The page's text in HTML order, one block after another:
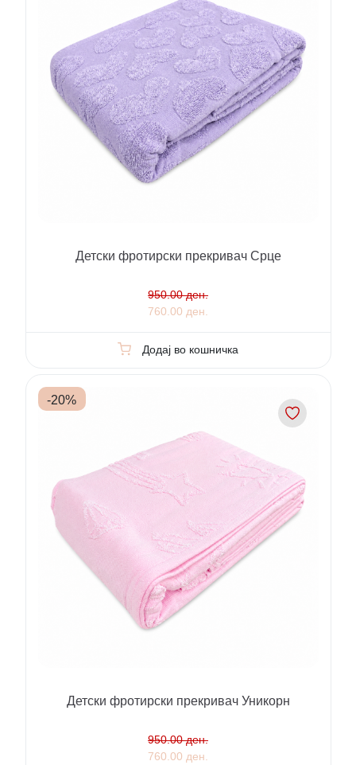
Детски фротирски прекривач Срце
950.00 ден.
760.00 ден.
Додај во кошничка
-20%
Детски фротирски прекривач Уникорн
950.00 ден.
760.00 ден.